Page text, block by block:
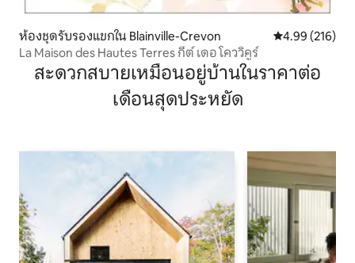
ห้องชุดรับรองแขกใน Blainville-Crevon คะแนนเฉลี่ย
4.99 (216)
La Maison des Hautes Terres กีต์ เดอ โคววิคูร์
สะดวกสบายเหมือนอยู่บ้านในราคาต่อ
เดือนสุดประหยัด